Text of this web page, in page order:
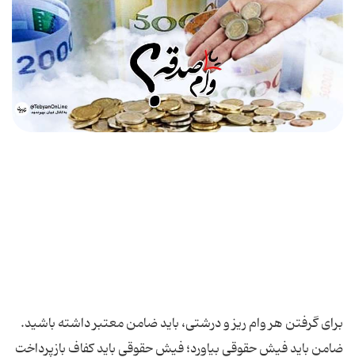
برای گرفتن هر وام ریز و درشتی، باید ضامن معتبر داشته باشید.
ضامن باید فیش حقوقی بیاورد؛ فیش حقوقی باید کفاف بازپرداخت